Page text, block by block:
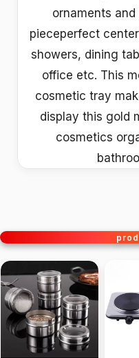
ornaments
pieceperfect
showers, dining
office etc. This
cosmetic tray
display this gold
cosmetics